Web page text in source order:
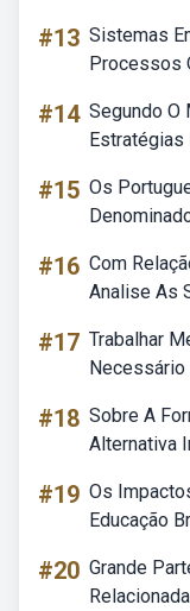
#13 Sistemas
Processos
#14 Segundo O
Estratégias
#15 Os
#16 Com
Analise As
#17 Trabalhar
Necessário
#18 Sobre A
Alternativa
#19 Os
Educação
#20 Grande